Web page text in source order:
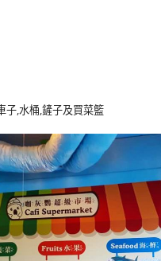
子,水桶,鏟子及買菜籃